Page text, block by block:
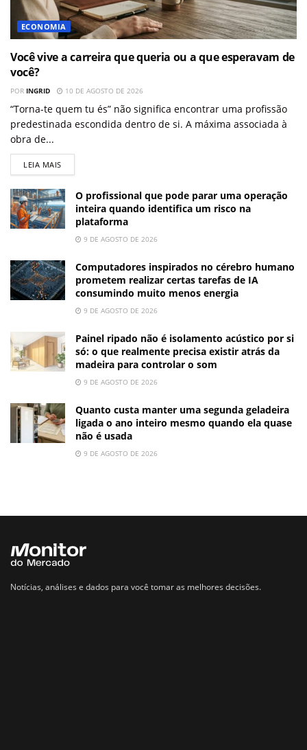
ECONOMIA
Você vive a carreira que queria ou a que esperavam de
você?
POR INGRID 10 DE AGOSTO DE 2026
“Torna-te quem tu és” não significa encontrar uma profissão
predestinada escondida dentro de si. A máxima associada à
obra de...
LEIA MAIS
O profissional que pode parar uma operação
inteira quando identifica um risco na
plataforma
9 DE AGOSTO DE 2026
Computadores inspirados no cérebro humano
prometem realizar certas tarefas de IA
consumindo muito menos energia
9 DE AGOSTO DE 2026
Painel ripado não é isolamento acústico por si
só: o que realmente precisa existir atrás da
madeira para controlar o som
9 DE AGOSTO DE 2026
Quanto custa manter uma segunda geladeira
ligada o ano inteiro mesmo quando ela quase
não é usada
9 DE AGOSTO DE 2026
Notícias, análises e dados para você tomar as melhores decisões.